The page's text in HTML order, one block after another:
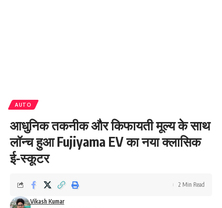
AUTO
आधुनिक तकनीक और किफायती मूल्य के साथ
लॉन्च हुआ Fujiyama EV का नया क्लासिक
ई-स्कूटर
Vikash Kumar
2 Min Read